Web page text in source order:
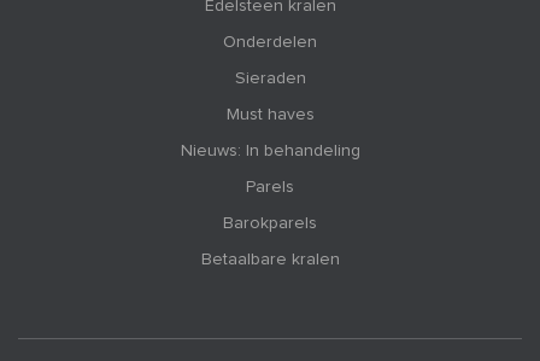
Edelsteen kralen
Onderdelen
Sieraden
Must haves
Nieuws: In behandeling
Parels
Barokparels
Betaalbare kralen